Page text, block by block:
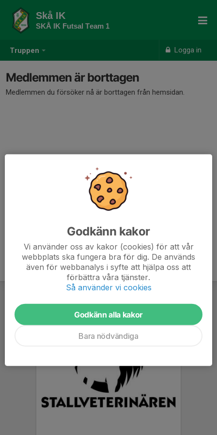
Truppen Logga in
Skå IK
SKÅ IK Futsal Team 1
Medlemmen är borttagen
Medlemmen du försöker nå är borttagen från hemsidan.
Godkänn kakor
Vi använder oss av kakor (cookies) för att vår
webbplats ska fungera bra för dig. De används
även för webbanalys i syfte att hjälpa oss att
förbättra våra tjänster.
Så använder vi cookies
Godkänn alla kakor
Bara nödvändiga